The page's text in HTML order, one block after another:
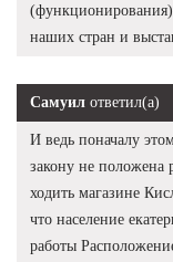
наших стран и
Самуил ответил(а)
И ведь поначалу
закону не
ходить магазине
что население
работы